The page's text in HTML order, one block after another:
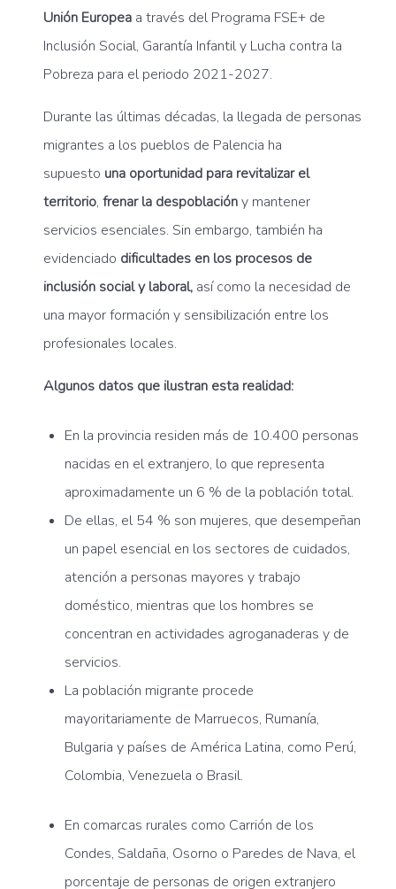
Unión Europea a través del Programa FSE+ de
Inclusión Social, Garantía Infantil y Lucha contra la
Pobreza para el periodo 2021-2027.
Durante las últimas décadas, la llegada de personas
migrantes a los pueblos de Palencia ha
supuesto una oportunidad para revitalizar el
territorio, frenar la despoblacióny mantener
servicios esenciales. Sin embargo, también ha
evidenciado dificultades en los procesos de
inclusión social y laboral, así como la necesidad de
una mayor formación y sensibilización entre los
profesionales locales.
Algunos datos que ilustran esta realidad:
En la provincia residen más de 10.400 personas
nacidas en el extranjero, lo que representa
aproximadamente un 6 % de la población total.
De ellas, el 54 % son mujeres, que desempeñan
un papel esencial en los sectores de cuidados,
atención a personas mayores y trabajo
doméstico, mientras que los hombres se
concentran en actividades agroganaderas y de
servicios.
La población migrante procede
mayoritariamente de Marruecos, Rumanía,
Bulgaria y países de América Latina, como Perú,
Colombia, Venezuela o Brasil.
En comarcas rurales como Carrión de los
Condes, Saldaña, Osorno o Paredes de Nava, el
porcentaje de personas de origen extranjero